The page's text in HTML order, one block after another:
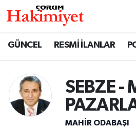
GÜNCEL RESMİ İLANLAR
SEBZE -
MAHIR ODABAŞI
SAĞLIK
ASAYİŞ
Nöbetçi Eczaneler
Çorum Namaz Vakitleri
Trafik Durumu